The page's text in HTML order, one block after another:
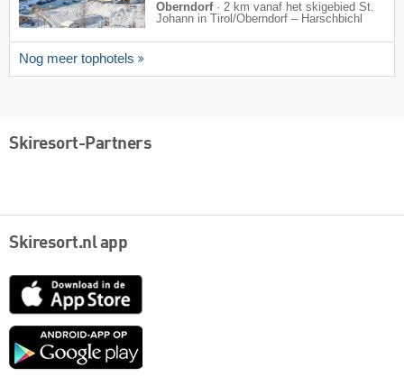
Oberndorf · 2 km vanaf het skigebied St.
Johann in Tirol/​Oberndorf – Harschbichl
Nog meer tophotels
Skiresort-Partners
Skiresort.nl app
App
Google